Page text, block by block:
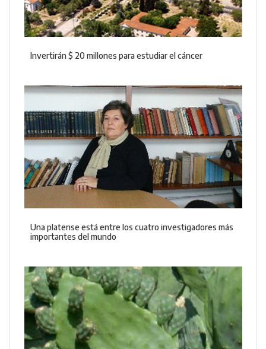
Invertirán $ 20 millones para estudiar el cáncer
Una platense está entre los cuatro investigadores más
importantes del mundo